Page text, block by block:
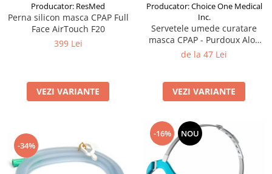
Producator: ResMed
Perna silicon masca CPAP Full
Face AirTouch F20
399 Lei
VEZI VARIANTE
Producator: Choice One Medical
Inc.
Servetele umede curatare
masca CPAP - Purdoux Aloe
Vera (Dispenser 70 buc)
de la 47 Lei
VEZI VARIANTE
-34%
-16% NOU